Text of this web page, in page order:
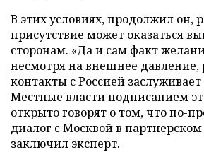
В этих условиях, продолжил он,
присутствие может оказаться
сторонам. «Да и сам факт
несмотря на внешнее давление,
контакты с Россией
Местные власти подписанием
открыто говорят о том, что по-
диалог с Москвой в
заключил эксперт.